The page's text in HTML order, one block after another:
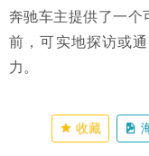
奔驰车主提供了一个
前，可实地探访或
力。
收藏